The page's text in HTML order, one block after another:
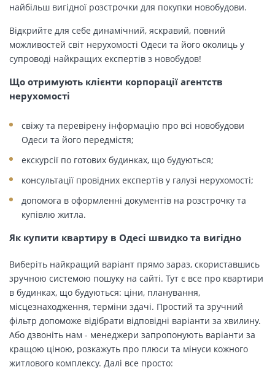
найбільш вигідної розстрочки для покупки новобудови.
Відкрийте для себе динамічний, яскравий, повний
можливостей світ нерухомості Одеси та його околиць у
супроводі найкращих експертів з новобудов!
Що отримують клієнти корпорації агентств
нерухомості
свіжу та перевірену інформацію про всі новобудови
Одеси та його передмістя;
екскурсії по готових будинках, що будуються;
консультації провідних експертів у галузі нерухомості;
допомога в оформленні документів на розстрочку та
купівлю житла.
Як купити квартиру в Одесі швидко та вигідно
Виберіть найкращий варіант прямо зараз, скориставшись
зручною системою пошуку на сайті. Тут є все про квартири
в будинках, що будуються: ціни, планування,
місцезнаходження, терміни здачі. Простий та зручний
фільтр допоможе відібрати відповідні варіанти за хвилину.
Або дзвоніть нам - менеджери запропонують варіанти за
кращою ціною, розкажуть про плюси та мінуси кожного
житлового комплексу. Далі все просто: